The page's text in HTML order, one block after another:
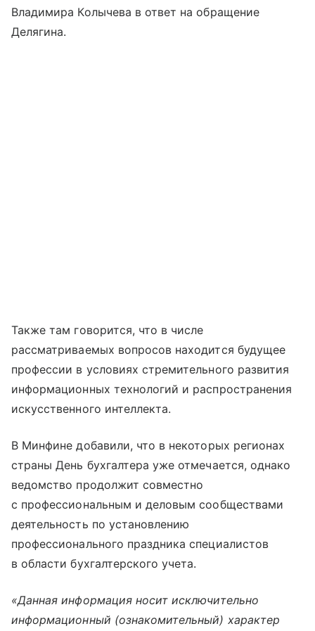
Владимира Колычева в ответ на обращение
Делягина.
Также там говорится, что в числе
рассматриваемых вопросов находится будущее
профессии в условиях стремительного развития
информационных технологий и распространения
искусственного интеллекта.
В Минфине добавили, что в некоторых регионах
страны День бухгалтера уже отмечается, однако
ведомство продолжит совместно
с профессиональным и деловым сообществами
деятельность по установлению
профессионального праздника специалистов
в области бухгалтерского учета.
«Данная информация носит исключительно
информационный (ознакомительный) характер